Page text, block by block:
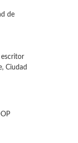
de
escritor
Ciudad